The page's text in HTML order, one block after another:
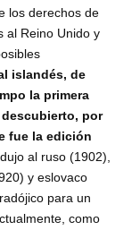
los derechos de
al Reino Unido y
islandés, de
la primera
por
fue la edición
al ruso (1902),
y eslovaco
para un
como